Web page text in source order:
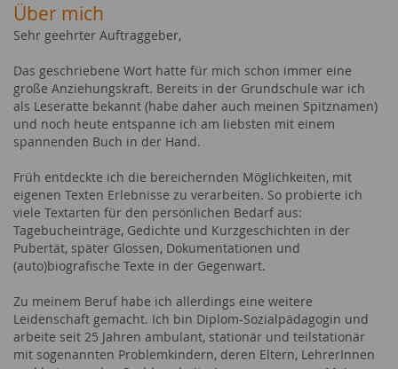
Über mich
Sehr geehrter Auftraggeber,
Das geschriebene Wort hatte für mich schon immer eine
große Anziehungskraft. Bereits in der Grundschule war ich
als Leseratte bekannt (habe daher auch meinen Spitznamen)
und noch heute entspanne ich am liebsten mit einem
spannenden Buch in der Hand.
Früh entdeckte ich die bereichernden Möglichkeiten, mit
eigenen Texten Erlebnisse zu verarbeiten. So probierte ich
viele Textarten für den persönlichen Bedarf aus:
Tagebucheinträge, Gedichte und Kurzgeschichten in der
Pubertät, später Glossen, Dokumentationen und
(auto)biografische Texte in der Gegenwart.
Zu meinem Beruf habe ich allerdings eine weitere
Leidenschaft gemacht. Ich bin Diplom-Sozialpädagogin und
arbeite seit 25 Jahren ambulant, stationär und teilstationär
mit sogenannten Problemkindern, deren Eltern, LehrerInnen